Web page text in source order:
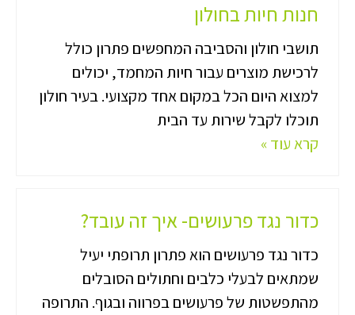
חנות חיות בחולון
תושבי חולון והסביבה המחפשים פתרון כולל
לרכישת מוצרים עבור חיות המחמד, יכולים
למצוא היום הכל במקום אחד מקצועי. בעיר חולון
תוכלו לקבל שירות עד הבית
קרא עוד »
כדור נגד פרעושים- איך זה עובד?
כדור נגד פרעושים הוא פתרון תרופתי יעיל
שמתאים לבעלי כלבים וחתולים הסובלים
מהתפשטות של פרעושים בפרווה ובגוף. התרופה